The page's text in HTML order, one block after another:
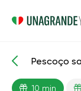
Aulas prontas
Pescoço
10 min